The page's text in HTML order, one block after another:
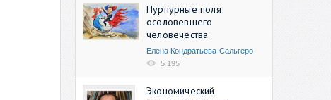
Пурпурные поля
осоловевшего
человечества
Елена Кондратьева-Сальгеро
5 195
Экономический